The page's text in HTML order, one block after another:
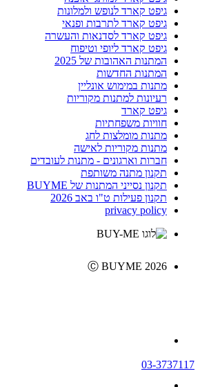
גיפט קארד לנופש ולמלונות
גיפט קארד לתרבות ופנאי
גיפט קארד לסדנאות והעשרה
גיפט קארד ליופי וטיפוח
המתנות האהובות של 2025
המתנות החדשות
מתנות במימוש אונליין
רעיונות למתנות מקוריות
גיפט קארד
חוויות משפחתיות
מתנות מומלצות לחג
מתנות מקוריות לאישה
חברות וארגונים - מתנות לעובדים
תקנון מתנה משותפת
תקנון נסייני המתנות של BUYME
תקנון פעילות ט"ו באב 2026
privacy policy
Ⓒ BUYME 2026
03-3737117